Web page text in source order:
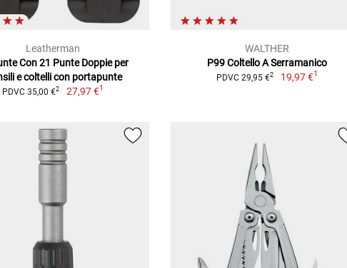
Leatherman
Con 21 Punte Doppie per
e coltelli con portapunte
PDVC 35,00 €2 27,97 €1
WALTHER
P99 Coltello A Serramanico
PDVC 29,95 €2 19,97 €1